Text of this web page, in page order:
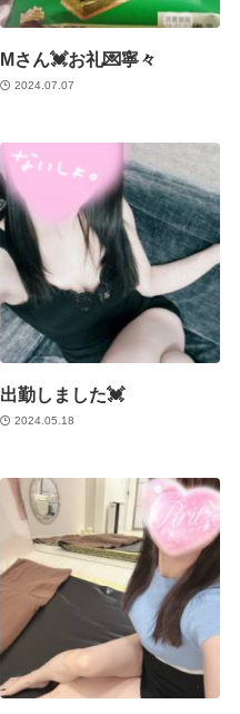
Mさん💓お礼💌寧々
2024.07.07
出勤しました💓
2024.05.18